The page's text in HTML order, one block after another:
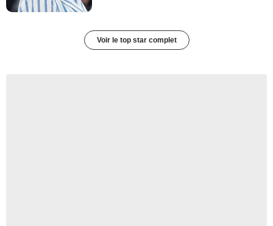
Voir le top star complet